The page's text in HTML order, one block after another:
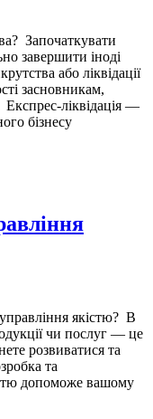
Започаткувати
завершити іноді
або ліквідації
засновникам,
Експрес-ліквідація ―
бізнесу
якістю? В
чи послуг ― це
розвиватися та
та
допоможе вашому